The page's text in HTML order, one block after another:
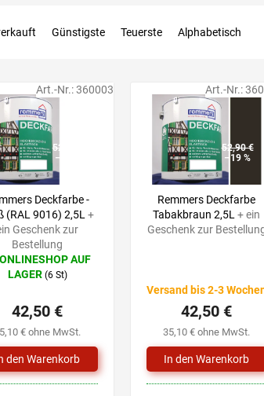
Günstigste Teuerste Alphabetisch
52,90 €
–19 %
Deckfarbe -
(RAL 9016) 2,5L+
Geschenk zur
Bestellung
AUF
LAGER (6 St)
€ ohne MwSt.
42,50 €
Art.-Nr.:360003
52,90 €
–19 %
Remmers Deckfarbe
Tabakbraun 2,5L+ ein
Geschenk zur
Versand bis 2-3
35,10 € ohne MwSt.
42,50 €
Art.-Nr.: